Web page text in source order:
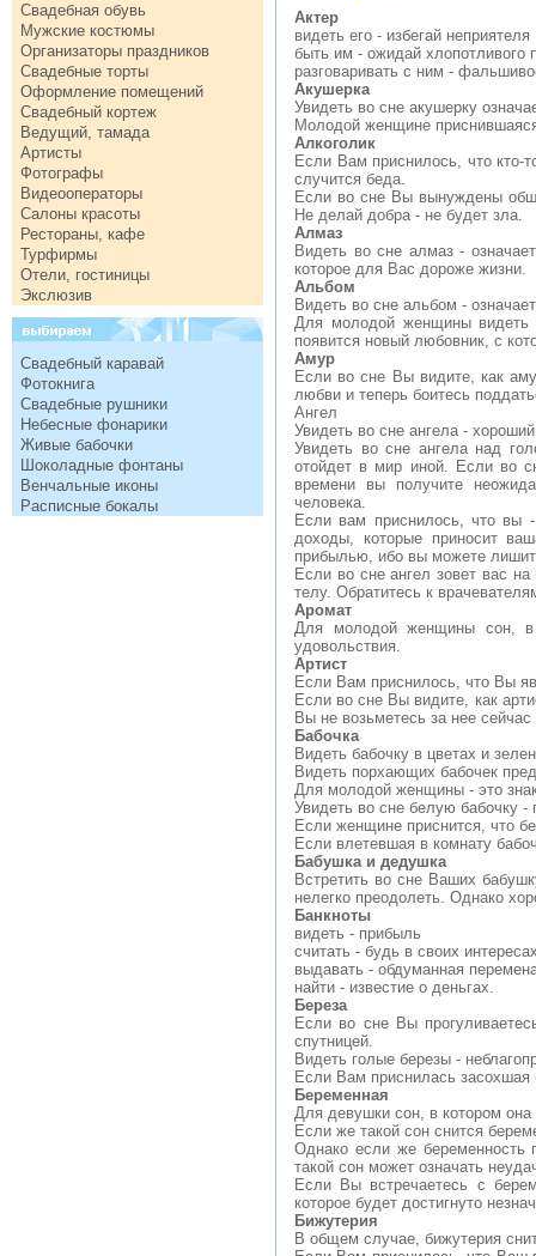
Свадебная обувь
Мужские костюмы
Организаторы праздников
Свадебные торты
Оформление помещений
Свадебный кортеж
Ведущий, тамада
Артисты
Фотографы
Видеооператоры
Салоны красоты
Рестораны, кафе
Турфирмы
Отели, гостиницы
Экслюзив
Свадебный каравай
Фотокнига
Свадебные рушники
Небесные фонарики
Живые бабочки
Шоколадные фонтаны
Венчальные иконы
Расписные бокалы
Актер
видеть его - избегай неприятеля
быть им - ожидай хлопотливого
разговаривать с ним -
Акушерка
Увидеть во сне акушерку
Молодой женщине
Алкоголик
Если Вам приснилось, что кто-
случится беда.
Если во сне Вы вынуждены
Не делай добра - не будет зла.
Алмаз
Видеть во сне алмаз -
которое для Вас дороже жизни.
Альбом
Видеть во сне альбом -
Для молодой женщины видеть
появится новый любовник, с
Амур
Если во сне Вы видите, как
любви и теперь боитесь
Ангел
Увидеть во сне ангела -
Увидеть во сне ангела над
отойдет в мир иной. Если во
времени вы получите
человека.
Если вам приснилось, что вы
доходы, которые приносит
прибылью, ибо вы можете
Если во сне ангел зовет вас
телу. Обратитесь к
Аромат
Для молодой женщины сон, в
удовольствия.
Артист
Если Вам приснилось, что Вы
Если во сне Вы видите, как
Вы не возьметесь за нее
Бабочка
Видеть бабочку в цветах и
Видеть порхающих бабочек
Для молодой женщины - это
Увидеть во сне белую бабочку -
Если женщине приснится, что
Если влетевшая в комнату
Бабушка и дедушка
Встретить во сне Ваших
нелегко преодолеть. Однако
Банкноты
видеть - прибыль
считать - будь в своих
выдавать - обдуманная
найти - известие о деньгах.
Береза
Если во сне Вы
спутницей.
Видеть голые березы -
Если Вам приснилась
Беременная
Для девушки сон, в котором она
Если же такой сон снится
Однако если же
такой сон может означать
Если Вы встречаетесь с
которое будет достигнуто
Бижутерия
В общем случае, бижутерия